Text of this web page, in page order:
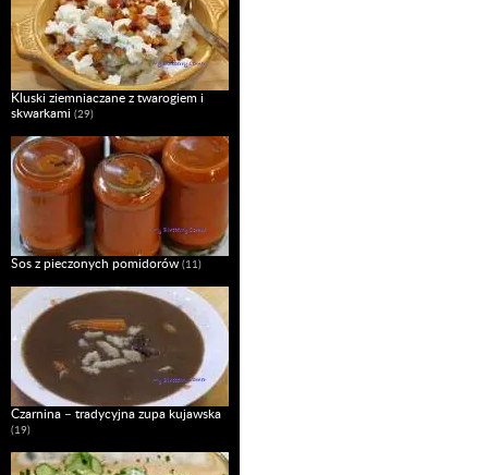
Kluski ziemniaczane z twarogiem i
skwarkami (29)
Sos z pieczonych pomidorów (11)
Czarnina – tradycyjna zupa kujawska
(19)